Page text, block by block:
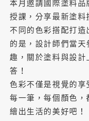
本月邀請國際塗料
授課，分享最新塗料
不同的色彩搭配打
的是，設計師們當
趣，關於塗料與設
答！
色彩不僅是視覺的享
每一筆，每個顏色
繪出生活的美好吧！